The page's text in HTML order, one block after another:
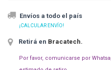
Envíos a todo el país
¡CALCULAR ENVÍO!
Retirá en Bracatech.
Por favor, comunicarse por